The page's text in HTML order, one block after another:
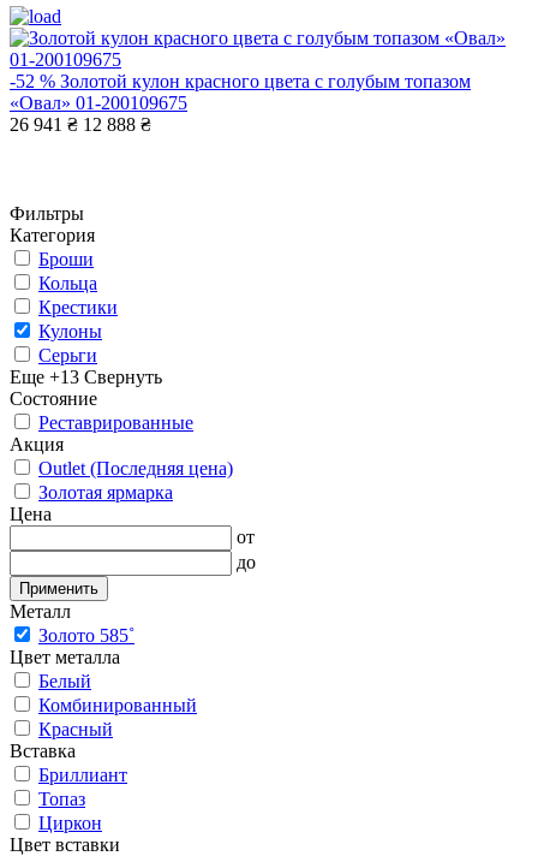
-52 % Золотой кулон красного цвета с голубым топазом
«Овал» 01-200109675
26 941 ₴ 12 888 ₴
Фильтры
Категория
Броши
Кольца
Крестики
Кулоны
Серьги
Еще +13 Свернуть
Состояние
Реставрированные
Акция
Outlet (Последняя цена)
Золотая ярмарка
Цена
от
до
Применить
Металл
Золото 585˚
Цвет металла
Белый
Комбинированный
Красный
Вставка
Бриллиант
Топаз
Циркон
Цвет вставки